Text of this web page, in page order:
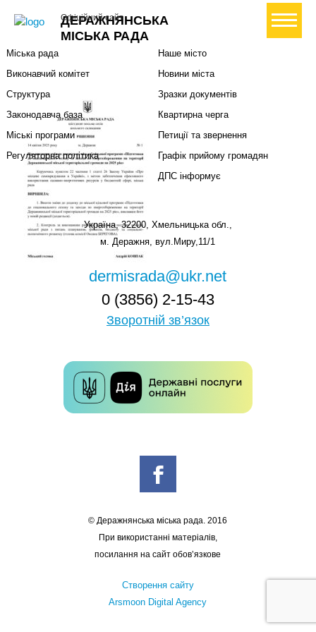
ДЕРАЖНЯНСЬКА
МІСЬКА РАДА
Офіційний сайт+ Створити петицію
Міський голова
Міська рада
Виконавчий комітет
Структура
Законодавча база
Міські програми
Регуляторна політика
Наше місто
Новини міста
Зразки документів
Квартирна черга
Петиції та звернення
Графік прийому громадян
ДПС інформує
Україна, 32200, Хмельницька обл.,
м. Деражня, вул.Миру,11/1
dermisrada@ukr.net
0 (3856) 2-15-43
Зворотній зв’язок
© Деражнянська міська рада. 2016
При використанні матеріалів,
посилання на сайт обов’язкове
Створення сайту
Arsmoon Digital Agency